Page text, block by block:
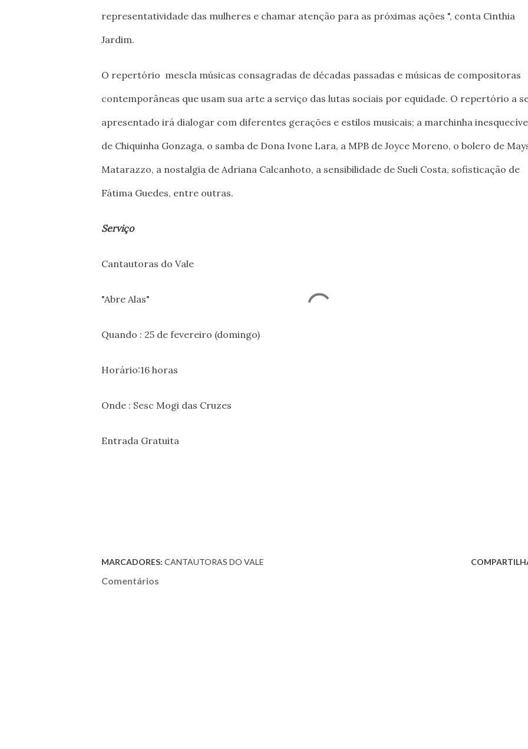
representatividade das mulheres e chamar atenção para as próximas ações ", conta Cinthia
Jardim.
O repertório mescla músicas consagradas de décadas passadas e músicas de compositoras
contemporâneas que usam sua arte a serviço das lutas sociais por equidade. O repertório a
apresentado irá dialogar com diferentes gerações e estilos musicais; a marchinha
de Chiquinha Gonzaga, o samba de Dona Ivone Lara, a MPB de Joyce Moreno, o bolero de
Matarazzo, a nostalgia de Adriana Calcanhoto, a sensibilidade de Sueli Costa, sofisticação de
Fátima Guedes, entre outras.
Serviço
Cantautoras do Vale
"Abre Alas"
Quando : 25 de fevereiro (domingo)
Horário:16 horas
Onde : Sesc Mogi das Cruzes
Entrada Gratuita
MARCADORES: CANTAUTORAS DO VALE
Comentários